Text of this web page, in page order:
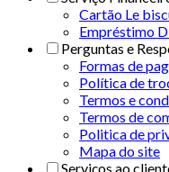
Cartão Le
Empréstimo
Perguntas e
Formas de
Política de
Termos e
Termos de
Politica de
Mapa do site
Serviços ao